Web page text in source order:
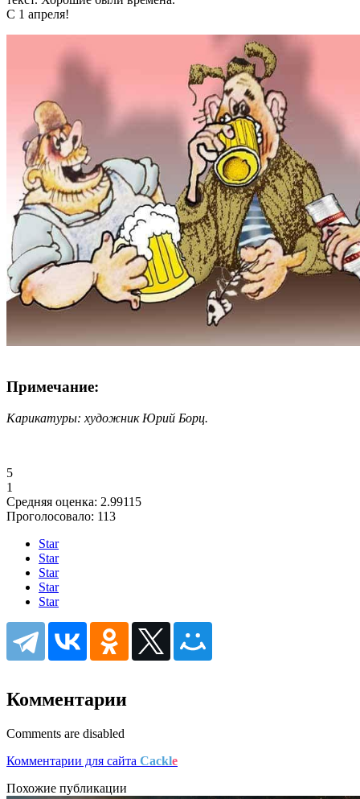
С 1 апреля!
Примечание:
Карикатуры: художник Юрий Борц.
5
1
Средняя оценка: 2.99115
Проголосовало: 113
Star
Star
Star
Star
Star
Комментарии
Comments are disabled
Комментарии для сайта Cackle
Похожие публикации